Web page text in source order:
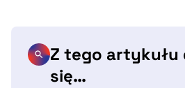
Z tego artykułu
się…